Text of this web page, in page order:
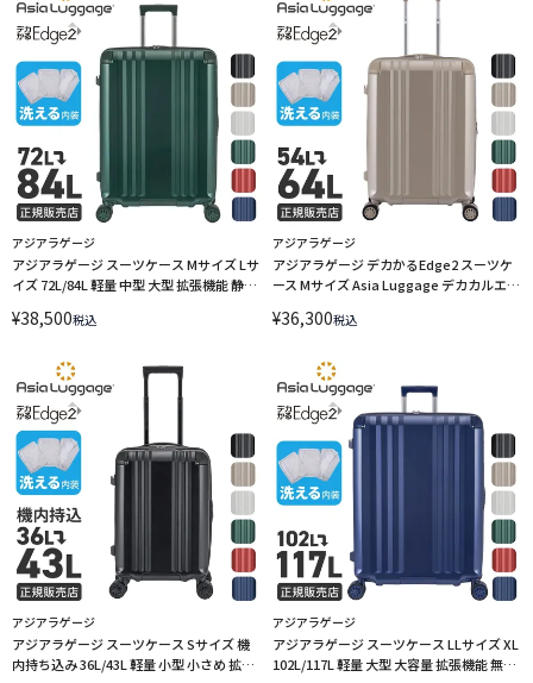
アジアラゲージ
アジアラゲージ スーツケース Mサイズ Lサ
イズ 72L/84L 軽量 中型 大型 拡張機能 静音
Luggage デカかるEdge2 ALI-090-24W
¥38,500税込
アジアラゲージ
アジアラゲージ デカかるEdge2 スーツケ
ース Mサイズ Asia Luggage デカカルエッ
¥36,300税込
アジアラゲージ
アジアラゲージ スーツケース Sサイズ 機
内持ち込み 36L/43L 軽量 小型 小さめ 拡張
アジアラゲージ
アジアラゲージ スーツケース LLサイズ XL
102L/117L 軽量 大型 大容量 拡張機能 無料